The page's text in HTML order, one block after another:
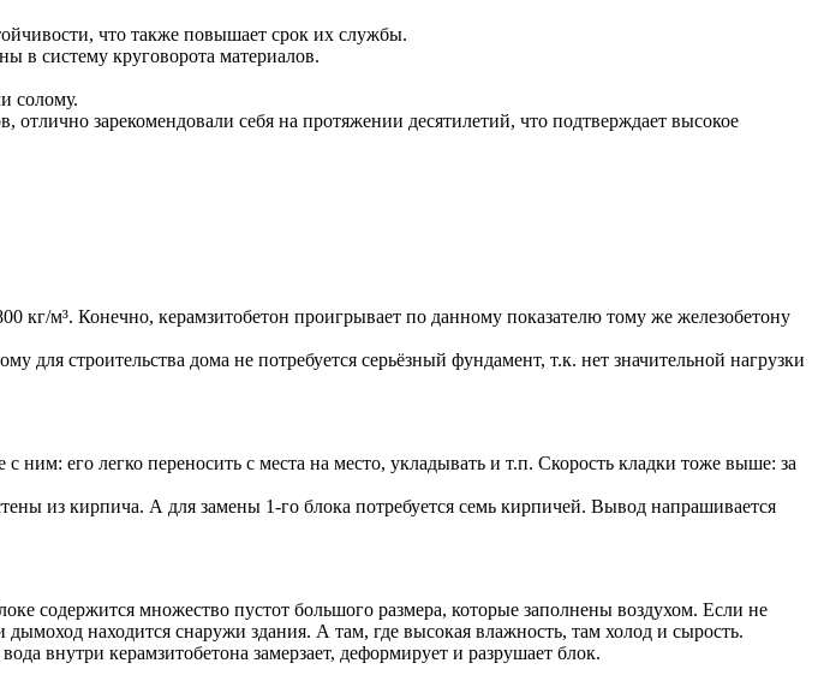
что также повышает срок их службы.
в систему круговорота материалов.
солому.
зарекомендовали себя на протяжении десятилетий, что подтверждает высокое
кг/м³. Конечно, керамзитобетон проигрывает по данному показателю тому же железобетону
для строительства дома не потребуется серьёзный фундамент, т.к. нет значительной нагрузки
ним: его легко переносить с места на место, укладывать и т.п. Скорость кладки тоже выше: за
из кирпича. А для замены 1-го блока потребуется семь кирпичей. Вывод напрашивается
содержится множество пустот большого размера, которые заполнены воздухом. Если не
находится снаружи здания. А там, где высокая влажность, там холод и сырость.
внутри керамзитобетона замерзает, деформирует и разрушает блок.